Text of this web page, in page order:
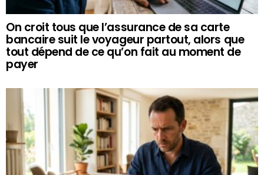
On croit tous que l’assurance de sa carte
bancaire suit le voyageur partout, alors que
tout dépend de ce qu’on fait au moment de
payer